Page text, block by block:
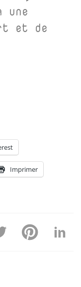
une
et de
Imprimer